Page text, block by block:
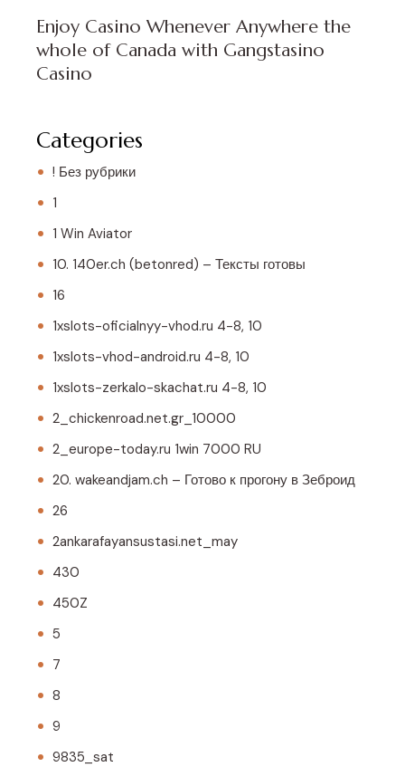
Enjoy Casino Whenever Anywhere the
whole of Canada with Gangstasino
Casino
Categories
! Без рубрики
1
1 Win Aviator
10. 140er.ch (betonred) – Тексты готовы
16
1xslots-oficialnyy-vhod.ru 4-8, 10
1xslots-vhod-android.ru 4-8, 10
1xslots-zerkalo-skachat.ru 4-8, 10
2_chickenroad.net.gr_10000
2_europe-today.ru 1win 7000 RU
20. wakeandjam.ch – Готово к прогону в Зеброид
26
2ankarafayansustasi.net_may
430
450Z
5
7
8
9
9835_sat